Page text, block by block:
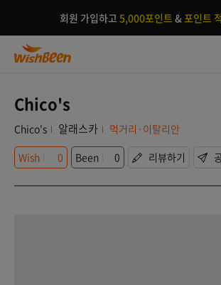
회원 가입하고 5,000포인트 &포인트
Chico's
Chico's 알래스카
먹거리·이탈리안
Wish
0 Been 0 리뷰하기